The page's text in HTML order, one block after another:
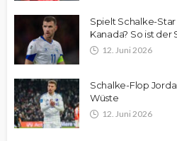
Spielt Schalke-
Kanada? So ist der
12. Juni 2026
Schalke-Flop
Wüste
12. Juni 2026